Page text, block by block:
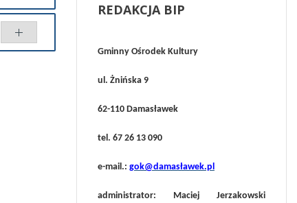
REDAKCJA BIP
Gminny Ośrodek Kultury
ul. Żnińska 9
62-110 Damasławek
tel. 67 26 13 090
e-mail.: gok@damasławek.pl
administrator: Maciej Jerzakowski